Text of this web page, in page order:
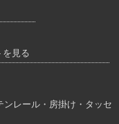
を見る
ンレール・房掛け・タッセ